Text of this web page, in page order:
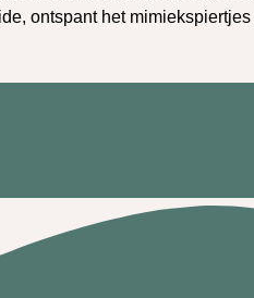
ontspanthet mimiekspiertjes